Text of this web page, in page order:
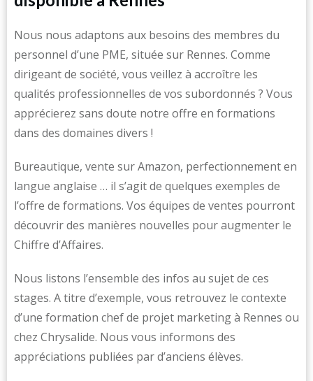
Nous nous adaptons aux besoins des membres du
personnel d’une PME, située sur Rennes. Comme
dirigeant de société, vous veillez à accroître les
qualités professionnelles de vos subordonnés ? Vous
apprécierez sans doute notre offre en formations
dans des domaines divers !
Bureautique, vente sur Amazon, perfectionnement en
langue anglaise … il s’agit de quelques exemples de
l’offre de formations. Vos équipes de ventes pourront
découvrir des manières nouvelles pour augmenter le
Chiffre d’Affaires.
Nous listons l’ensemble des infos au sujet de ces
stages. A titre d’exemple, vous retrouvez le contexte
d’une formation chef de projet marketing à Rennes ou
chez Chrysalide. Nous vous informons des
appréciations publiées par d’anciens élèves.